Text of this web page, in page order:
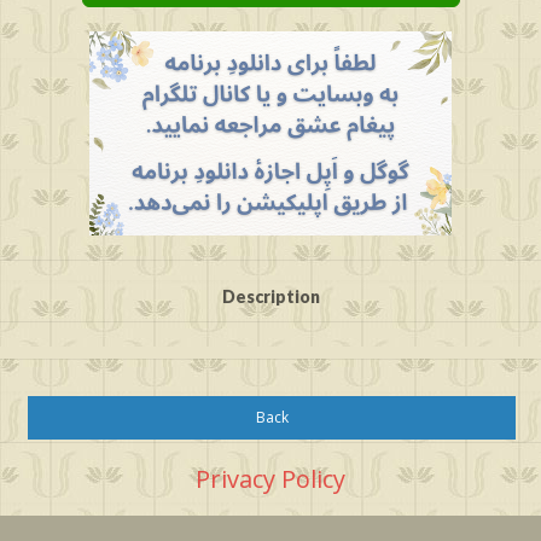
Description
Back
Privacy Policy